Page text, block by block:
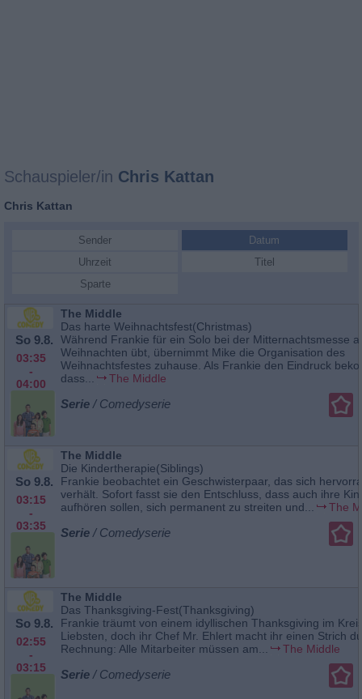
Schauspieler/in Chris Kattan
Chris Kattan
Sender
Datum
Uhrzeit
Titel
Sparte
So 9.8.
03:35
-
04:00
The Middle
Das harte Weihnachtsfest(Christmas)
Während Frankie für ein Solo bei der Mitternachtsmesse
Weihnachten übt, übernimmt Mike die Organisation des
Weihnachtsfestes zuhause. Als Frankie den Eindruck
dass...
The Middle
Serie / Comedyserie
So 9.8.
03:15
-
03:35
The Middle
Die Kindertherapie(Siblings)
Frankie beobachtet ein Geschwisterpaar, das sich
verhält. Sofort fasst sie den Entschluss, dass auch ihre
aufhören sollen, sich permanent zu streiten und...
The
Serie / Comedyserie
So 9.8.
02:55
-
03:15
The Middle
Das Thanksgiving-Fest(Thanksgiving)
Frankie träumt von einem idyllischen Thanksgiving im
Liebsten, doch ihr Chef Mr. Ehlert macht ihr einen Strich
Rechnung: Alle Mitarbeiter müssen am...
The Middle
Serie / Comedyserie